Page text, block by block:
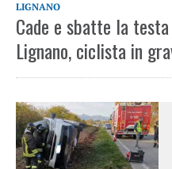
LIGNANO
Cade e sbatte la
Lignano, ciclista in